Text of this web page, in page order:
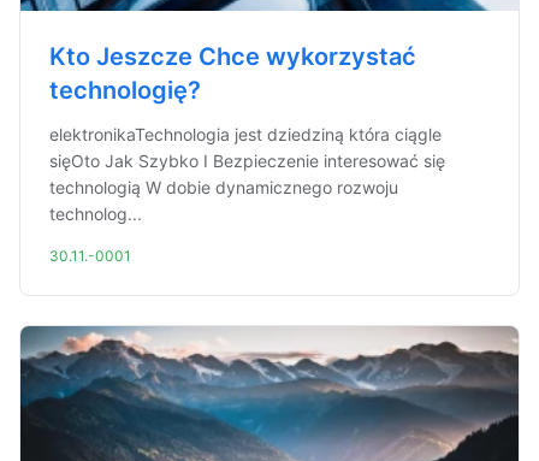
Kto Jeszcze Chce wykorzystać
technologię?
elektronikaTechnologia jest dziedziną która ciągle
sięOto Jak Szybko I Bezpieczenie interesować się
technologią W dobie dynamicznego rozwoju
technolog...
30.11.-0001